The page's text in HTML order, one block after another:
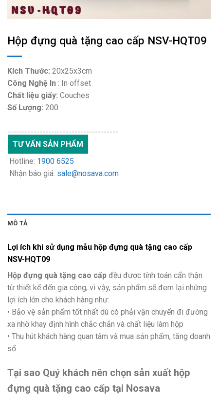
Hộp đựng quà tặng cao cấp NSV-HQT09
Kích Thước: 20x25x3cm
Công Nghệ In : In offset
Chất liệu giấy: Couches
Số Lượng: 200
--------------------------------------
TƯ VẤN SẢN PHẨM
Hotline: 1900 6525
Nhận báo giá: sale@nosava.com
MÔ TẢ
Lợi ích khi sử dụng mẫu hộp đựng quà tặng cao cấp
NSV-HQT09
Hộp đựng quà tặng cao cấp đều được tính toán cẩn thận
từ thiết kế đến gia công, vì vậy, sản phẩm sẽ đem lại những
lợi ích lớn cho khách hàng như:
• Bảo vệ sản phẩm tốt nhất dù có phải vận chuyển đi đường
xa nhờ khay định hình chắc chắn và chất liệu làm hộp
• Thu hút khách hàng quan tâm và mua sản phẩm, tăng doanh
số
Tại sao Quý khách nên chọn sản xuất hộp
đựng quà tặng cao cấp tại Nosava